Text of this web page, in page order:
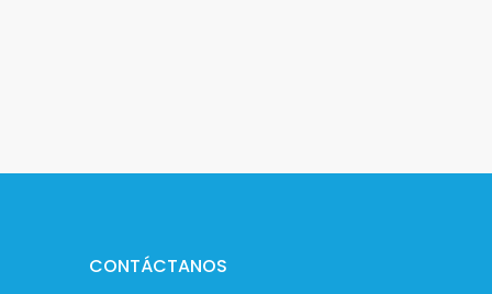
CONTÁCTANOS